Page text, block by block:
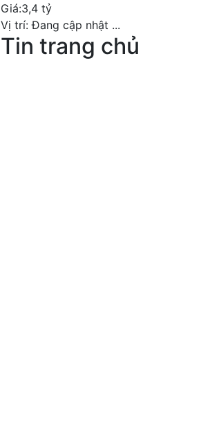
Giá:3,4 tỷ
Vị trí:Đang cập nhật ...
Tin trang chủ